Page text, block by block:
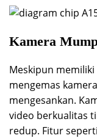
Kamera
Meskipun memiliki
mengemas
mengesankan.
video berkualitas
redup. Fitur